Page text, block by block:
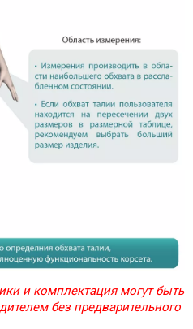
и комплектация могут быть
без предварительного